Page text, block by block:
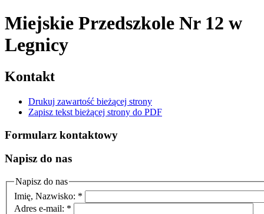
Miejskie Przedszkole Nr 12 w
Legnicy
Kontakt
Drukuj zawartość bieżącej strony
Zapisz tekst bieżącej strony do PDF
Formularz kontaktowy
Napisz do nas
Napisz do nas
Imię, Nazwisko: *
Adres e-mail: *